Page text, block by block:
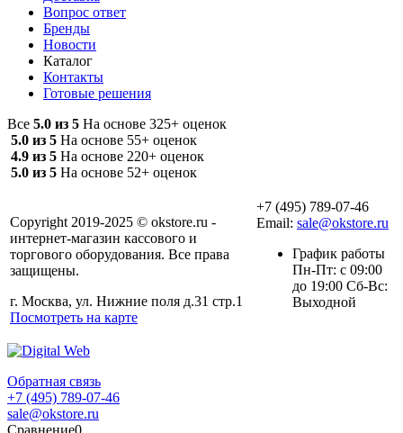
Вопрос ответ
Бренды
Новости
Каталог
Контакты
Готовые решения
Все 5.0 из 5 На основе 325+ оценок
5.0 из 5 На основе 55+ оценок
4.9 из 5 На основе 220+ оценок
5.0 из 5 На основе 52+ оценок
Copyright 2019-2025 © okstore.ru -
интернет-магазин кассового и
торгового оборудования. Все права
защищены.
г. Москва, ул. Нижние поля д.31 стр.1
Посмотреть на карте
+7 (495) 789-07-46
Email: sale@okstore.ru
График работы
Пн-Пт: с 09:00
до 19:00 Сб-Вс:
Выходной
Обратная связь
+7 (495) 789-07-46
sale@okstore.ru
Сравнение0